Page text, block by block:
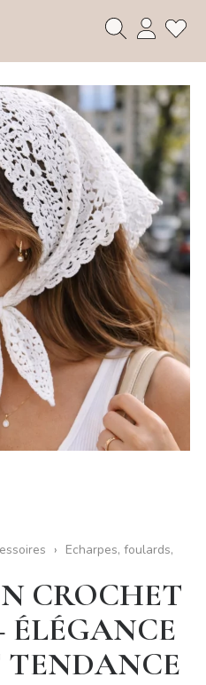
Echarpes, foulards,
CROCHET
ÉLÉGANCE
TENDANCE